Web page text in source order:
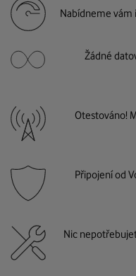
Nabídneme vám
Žádné
Otestováno!
Připojení od
Nic